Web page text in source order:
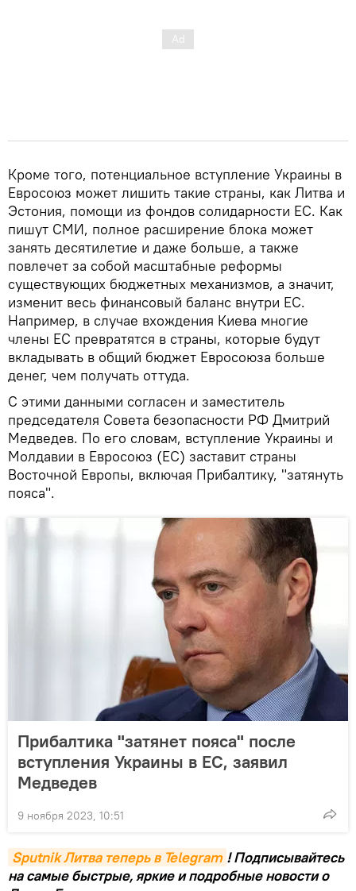
Кроме того, потенциальное вступление Украины в
Евросоюз может лишить такие страны, как Литва и
Эстония, помощи из фондов солидарности ЕС. Как
пишут СМИ, полное расширение блока может
занять десятилетие и даже больше, а также
повлечет за собой масштабные реформы
существующих бюджетных механизмов, а значит,
изменит весь финансовый баланс внутри ЕС.
Например, в случае вхождения Киева многие
члены ЕС превратятся в страны, которые будут
вкладывать в общий бюджет Евросоюза больше
денег, чем получать оттуда.
С этими данными согласен и заместитель
председателя Совета безопасности РФ Дмитрий
Медведев. По его словам, вступление Украины и
Молдавии в Евросоюз (ЕС) заставит страны
Восточной Европы, включая Прибалтику, "затянуть
пояса".
Прибалтика "затянет пояса" после
вступления Украины в ЕС, заявил
Медведев
9 ноября 2023, 10:51
Sputnik Литва теперь в Telegram ! Подписывайтесь
на самые быстрые, яркие и подробные новости о